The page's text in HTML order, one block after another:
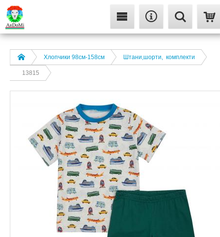
Хлопчики 98см-158см Штани,шорти, комплекти
13815